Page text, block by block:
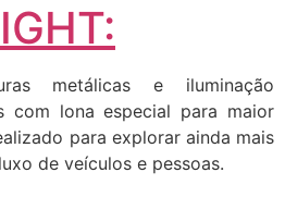
metálicas e iluminação
com lona especial para maior
para explorar ainda mais
de veículos e pessoas.